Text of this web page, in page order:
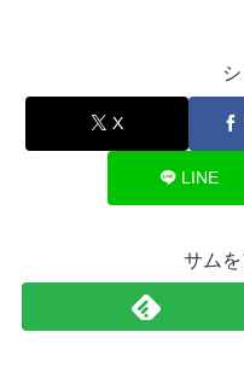
X
LINE
サム